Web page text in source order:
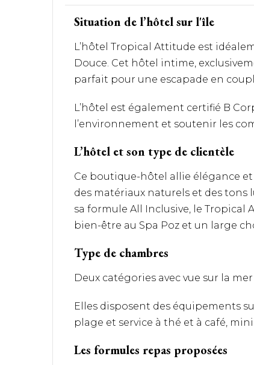
Situation de l’hôtel sur l'île
L’hôtel Tropical Attitude est
Douce. Cet hôtel intime,
parfait pour une escapade en
L’hôtel est également certifié B
l’environnement et soutenir les
L’hôtel et son type de clientèle
Ce boutique-hôtel allie élégance
des matériaux naturels et des tons
sa formule All Inclusive, le
bien-être au Spa Poz et un large
Type de chambres
Deux catégories avec vue sur la
Elles disposent des équipements
plage et service à thé et à café,
Les formules repas proposées